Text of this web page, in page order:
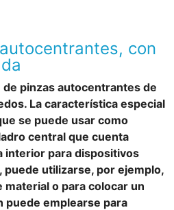
con
pinzas autocentrantes de
La característica especial
se puede usar como
central que cuenta
interior para dispositivos
utilizarse, por ejemplo,
material o para colocar un
puede emplearse para